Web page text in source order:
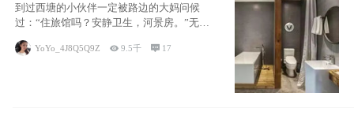
到过西塘的小伙伴一定被路边的大妈问候
过：“住旅馆吗？安静卫生，河景房。”无意
YoYo_4J8Q5Q9Z 9.5千  17